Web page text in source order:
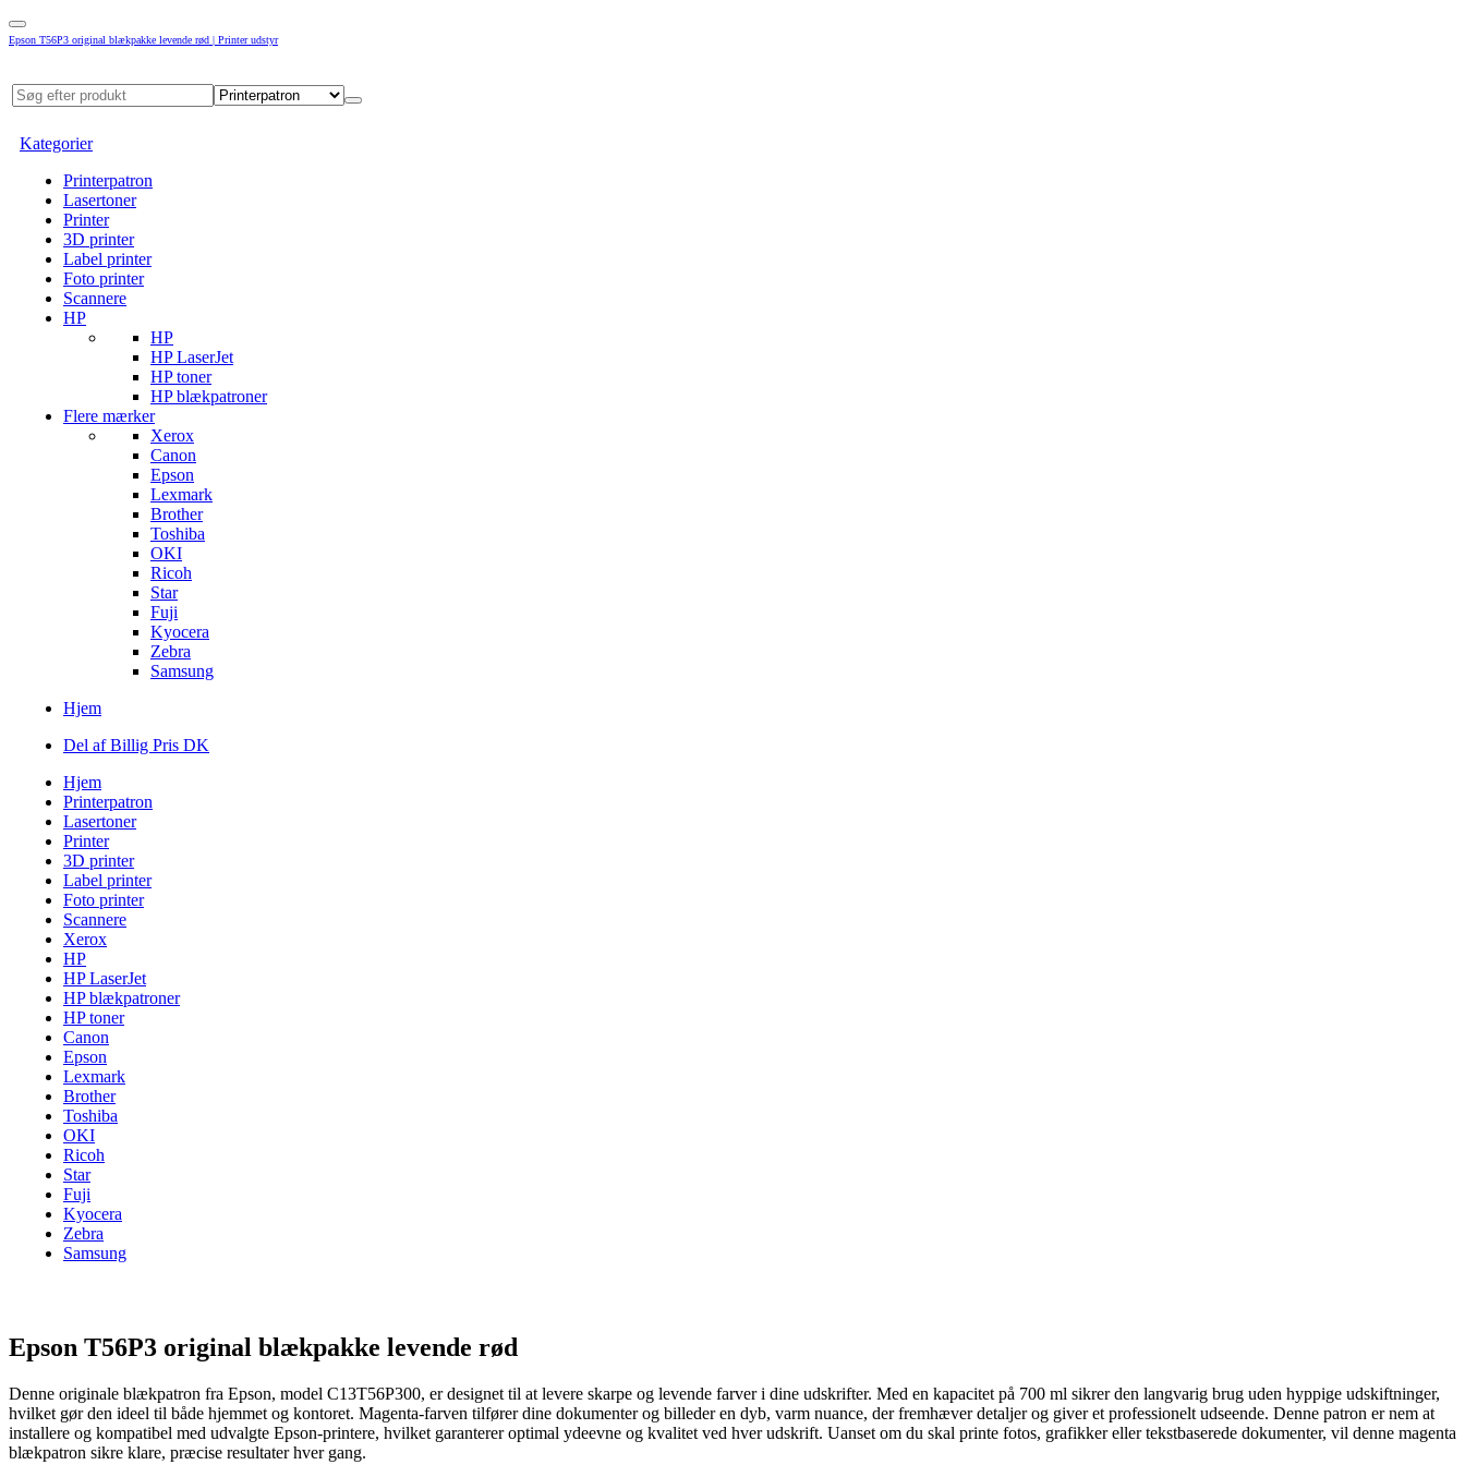
Epson T56P3 original blækpakke levende rød | Printer udstyr
Kategorier
Printerpatron
Lasertoner
Printer
3D printer
Label printer
Foto printer
Scannere
HP
HP
HP LaserJet
HP toner
HP blækpatroner
Flere mærker
Xerox
Canon
Epson
Lexmark
Brother
Toshiba
OKI
Ricoh
Star
Fuji
Kyocera
Zebra
Samsung
Hjem
Del af Billig Pris DK
Hjem
Printerpatron
Lasertoner
Printer
3D printer
Label printer
Foto printer
Scannere
Xerox
HP
HP LaserJet
HP blækpatroner
HP toner
Canon
Epson
Lexmark
Brother
Toshiba
OKI
Ricoh
Star
Fuji
Kyocera
Zebra
Samsung
Epson T56P3 original blækpakke levende rød
Denne originale blækpatron fra Epson, model C13T56P300, er designet til at levere skarpe og levende farver i dine udskrifter. Med en kapacitet på 700 ml sikrer den langvarig brug uden hyppige udskiftninger,
hvilket gør den ideel til både hjemmet og kontoret. Magenta-farven tilfører dine dokumenter og billeder en dyb, varm nuance, der fremhæver detaljer og giver et professionelt udseende. Denne patron er nem at
installere og kompatibel med udvalgte Epson-printere, hvilket garanterer optimal ydeevne og kvalitet ved hver udskrift. Uanset om du skal printe fotos, grafikker eller tekstbaserede dokumenter, vil denne magenta
blækpatron sikre klare, præcise resultater hver gang.